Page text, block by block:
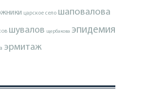
царское село шаповалова
шувалов щербакова эпидемия
эрмитаж